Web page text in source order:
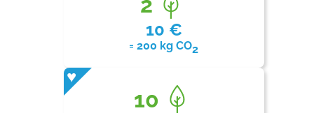
10 €
= 200 kg CO2
10